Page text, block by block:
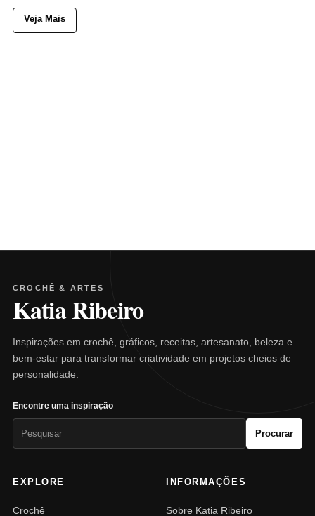
Veja Mais
CROCHÊ & ARTES
Katia Ribeiro
Inspirações em crochê, gráficos, receitas, artesanato, beleza e
bem-estar para transformar criatividade em projetos cheios de
personalidade.
Encontre uma inspiração
Procurar
EXPLORE
Crochê
INFORMAÇÕES
Sobre Katia Ribeiro